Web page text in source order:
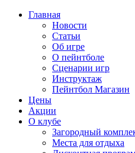
Главная
Новости
Статьи
Об игре
О пейнтболе
Сценарии игр
Инструктаж
Пейнтбол Магазин
Цены
Акции
О клубе
Загородный
Места для отдыха